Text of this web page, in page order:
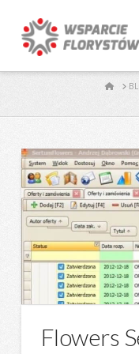
Flowers